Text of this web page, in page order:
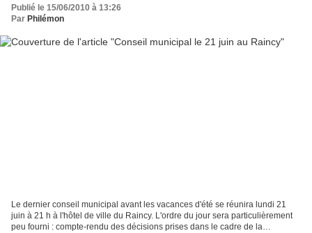
Publié le 15/06/2010 à 13:26
Par Philémon
Le dernier conseil municipal avant les vacances d'été se réunira lundi 21
juin à 21 h à l'hôtel de ville du Raincy. L'ordre du jour sera particulièrement
peu fourni : compte-rendu des décisions prises dans le cadre de la